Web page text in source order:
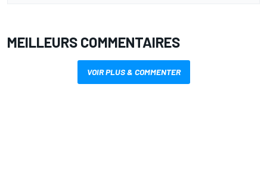
MEILLEURS COMMENTAIRES
VOIR PLUS & COMMENTER